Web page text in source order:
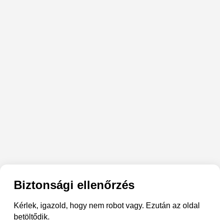
Biztonsági ellenőrzés
Kérlek, igazold, hogy nem robot vagy. Ezután az oldal
betöltődik.